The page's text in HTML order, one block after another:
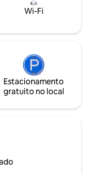
Wi-Fi
Estacionamento
gratuito no local